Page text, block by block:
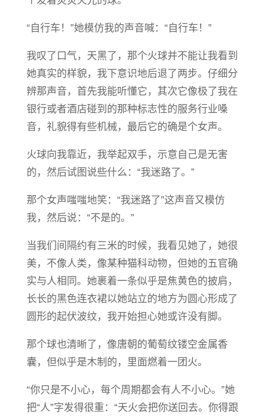
“自行车！”她模仿我的声音喊：“自行车！”
我叹了口气，天黑了，那个火球并不能让我看到
她真实的样貌，我下意识地后退了两步。仔细分
辨那声音，首先我能听懂它，其次它像极了我在
银行或者酒店碰到的那种标志性的服务行业嗓
音，礼貌得有些机械，最后它的确是个女声。
火球向我靠近，我举起双手，示意自己是无害
的，然后试图说些什么：“我迷路了。”
那个女声嗤嗤地笑：“我迷路了”这声音又模仿
我，然后说：“不是的。”
当我们间隔约有三米的时候，我看见她了，她很
美，不像人类，像某种猫科动物，但她的五官确
实与人相同。她裹着一条似乎是焦黄色的披肩，
长长的黑色连衣裙以她站立的地方为圆心形成了
圆形的起伏波纹，我开始担心她或许没有脚。
那个球也清晰了，像唐朝的葡萄纹镂空金属香
囊，但似乎是木制的，里面燃着一团火。
“你只是不小心，每个周期都会有人不小心。”她
把“人”字发得很重：“天火会把你送回去。你得跟